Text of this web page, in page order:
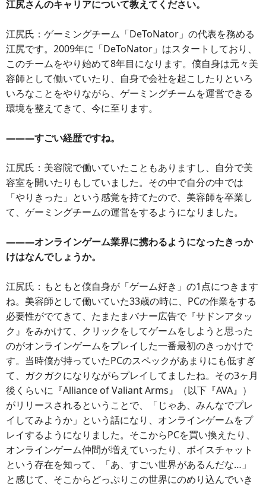
江尻さんのキャリアについて教えてください。
江尻氏：ゲーミングチーム「DeToNator」の代表を務める
江尻です。2009年に「DeToNator」はスタートしており、
このチームをやり始めて8年目になります。僕自身は元々美
容師として働いていたり、自身で会社を起こしたりといろ
いろなことをやりながら、ゲーミングチームを運営できる
環境を整えてきて、今に至ります。
―――すごい経歴ですね。
江尻氏：美容院で働いていたこともありますし、自分で美
容室を開いたりもしていました。その中で自分の中では
「やりきった」という感覚を持てたので、美容師を卒業し
て、ゲーミングチームの運営をするようになりました。
―――オンラインゲーム業界に携わるようになったきっか
けはなんでしょうか。
江尻氏：もともと僕自身が「ゲーム好き」の1点につきます
ね。美容師として働いていた33歳の時に、PCの作業をする
必要性がでてきて、たまたまバナー広告で『サドンアタッ
ク』をみかけて、クリックをしてゲームをしようと思った
のがオンラインゲームをプレイした一番最初のきっかけで
す。当時僕が持っていたPCのスペックがあまりにも低すぎ
て、ガクガクになりながらプレイしてましたね。その3ヶ月
後くらいに『Alliance of Valiant Arms』（以下『AVA』）
がリリースされるということで、「じゃあ、みんなでプレ
イしてみようか」という話になり、オンラインゲームをプ
レイするようになりました。そこからPCを買い換えたり、
オンラインゲーム仲間が増えていったり、ボイスチャット
という存在を知って、「あ、すごい世界があるんだな…」
と感じて、そこからどっぷりこの世界にのめり込んでいき